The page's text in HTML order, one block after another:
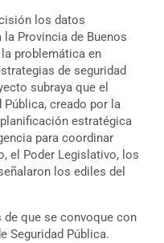
los datos
Provincia de Buenos
problemática en
de seguridad
subraya que el
Pública, creado por la
estratégica
para coordinar
el Poder Legislativo, los
los ediles del
que se convoque con
Seguridad Pública.